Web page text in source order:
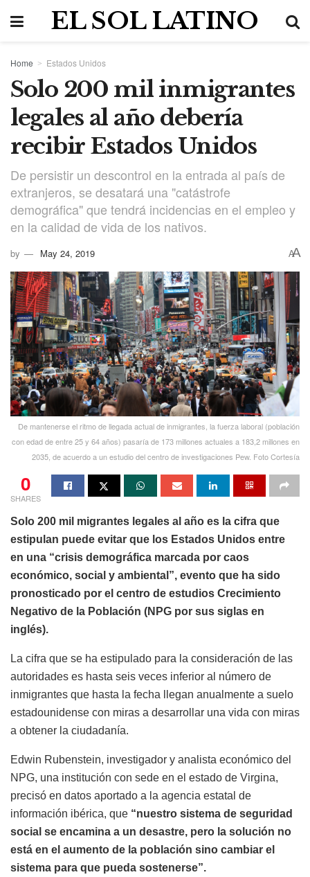
EL SOL LATINO
Home Estados Unidos
Solo 200 mil inmigrantes
legales al año debería
recibir Estados Unidos
De persistir un descontrol en la entrada al país de
extranjeros, se desatará una "catástrofe
demográfica" que tendrá incidencias en el empleo y
en la calidad de vida de los nativos.
by May 24, 2019 AA
De mantenerse el ritmo de llegada actual de inmigrantes, la fuerza laboral (población
con edad de entre 25 y 64 años) pasaría de 173 millones actuales a 183,2 millones en
2035, de acuerdo a un estudio del centro de investigaciones Pew. Foto Cortesía
0
SHARES
Solo 200 mil migrantes legales al año es la cifra que
estipulan puede evitar que los Estados Unidos entre
en una “crisis demográfica marcada por caos
económico, social y ambiental”, evento que ha sido
pronosticado por el centro de estudios Crecimiento
Negativo de la Población (NPG por sus siglas en
inglés).
La cifra que se ha estipulado para la consideración de las
autoridades es hasta seis veces inferior al número de
inmigrantes que hasta la fecha llegan anualmente a suelo
estadounidense con miras a desarrollar una vida con miras
a obtener la ciudadanía.
Edwin Rubenstein, investigador y analista económico del
NPG, una institución con sede en el estado de Virgina,
precisó en datos aportado a la agencia estatal de
información ibérica, que “nuestro sistema de seguridad
social se encamina a un desastre, pero la solución no
está en el aumento de la población sino cambiar el
sistema para que pueda sostenerse”.